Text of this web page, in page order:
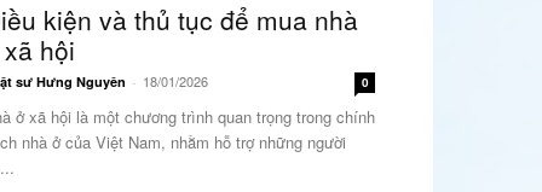
kiện và thủ tục để mua nhà
hội
sư Hưng Nguyên - 18/01/2026 0
ở xã hội là một chương trình quan trọng trong chính
nhà ở của Việt Nam, nhằm hỗ trợ những người